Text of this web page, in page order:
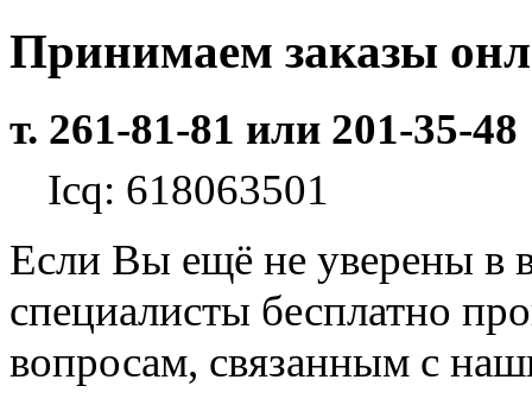
Принимаем заказы
т. 261-81-81 или 201-35-48
Icq: 618063501
Если Вы ещё не уверены в
специалисты бесплатно
вопросам, связанным с